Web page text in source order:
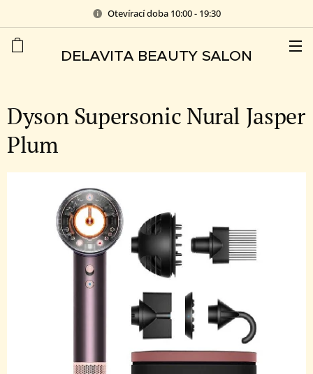
Otevírací doba 10:00 - 19:30
DELAVITA BEAUTY SALON
Dyson Supersonic Nural Jasper
Plum